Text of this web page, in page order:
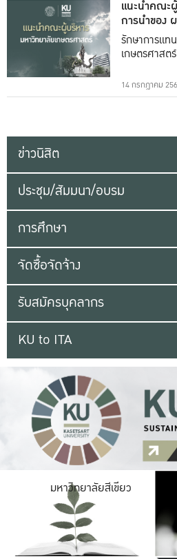
แนะนำคณะ
การนำของ
ธรรม
รักษาการแท
เกษตรศาสต
14 กรกฎาคม
ข่าวนิสิต
ประชุม/สัมมนา/อบรม
การศึกษา
จัดซื้อจัดจ้าง
รับสมัครบุคลากร
KU to ITA
มหาวิทยาลัยสีเขียว